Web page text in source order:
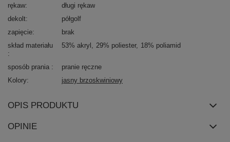
rękaw
długi rękaw
dekolt
półgolf
zapięcie
brak
skład materiału
53% akryl 29% poliester 18% poliamid
sposób prania
pranie ręczne
Kolory
jasny brzoskwiniowy
OPIS PRODUKTU
OPINIE